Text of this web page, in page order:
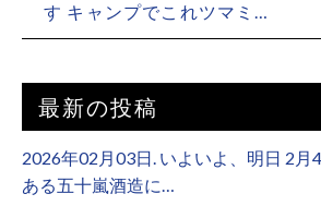
す キャンプでこれツマミ…
最新の投稿
2026年02月03日. いよいよ、明日 2月
ある五十嵐酒造に…